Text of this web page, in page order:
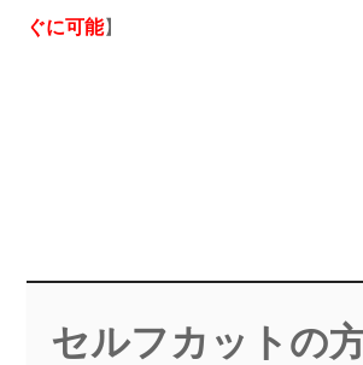
ぐに可能】
セルフカットの